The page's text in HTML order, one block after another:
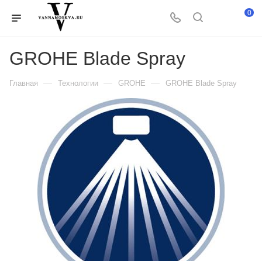
0
GROHE Blade Spray
Главная — Технологии — GROHE — GROHE Blade Spray